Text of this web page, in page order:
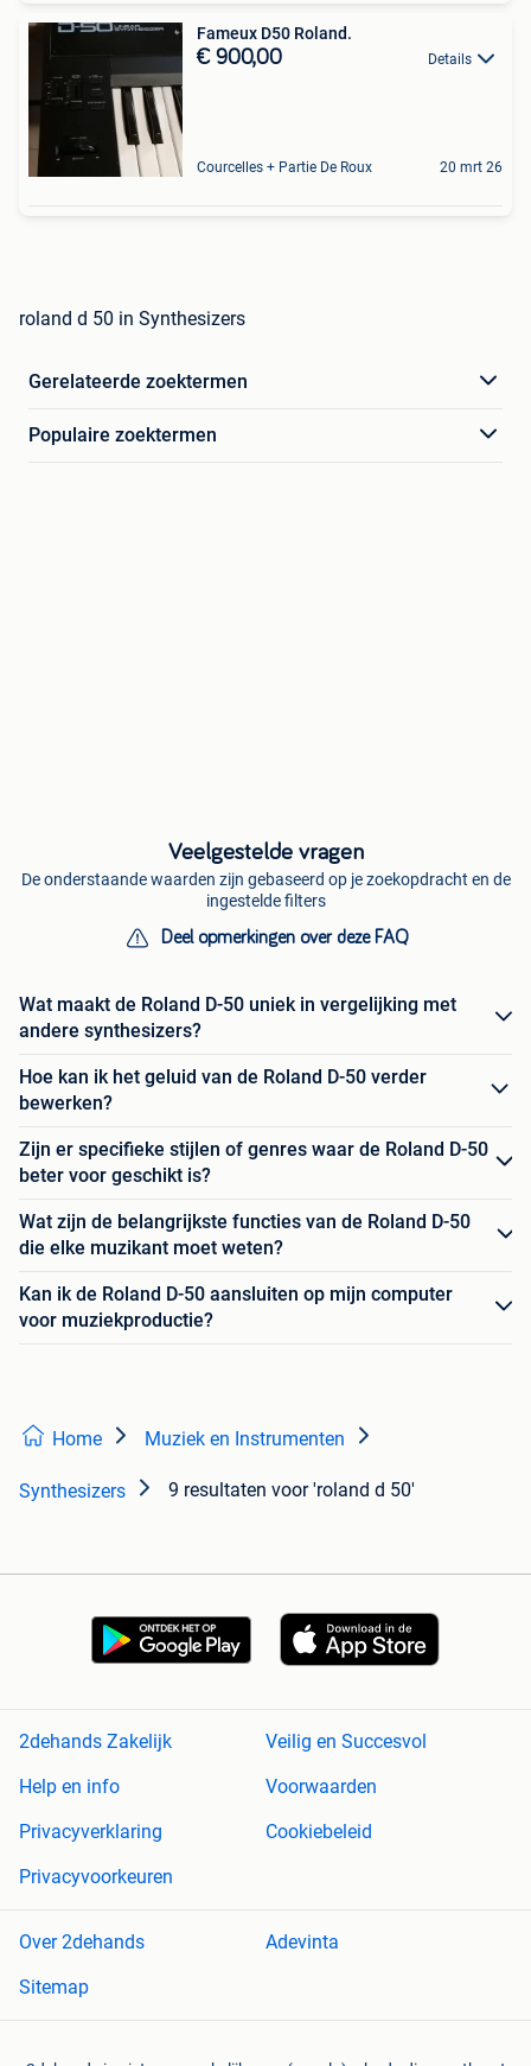
Fameux D50 Roland.
€ 900,00 Details
Courcelles + Partie De Roux 20 mrt 26
roland d 50 in Synthesizers
Gerelateerde zoektermen
Populaire zoektermen
Veelgestelde vragen
De onderstaande waarden zijn gebaseerd op je zoekopdracht en de
ingestelde filters
Deel opmerkingen over deze FAQ
Wat maakt de Roland D-50 uniek in vergelijking met
andere synthesizers?
Hoe kan ik het geluid van de Roland D-50 verder
bewerken?
Zijn er specifieke stijlen of genres waar de Roland D-50
beter voor geschikt is?
Wat zijn de belangrijkste functies van de Roland D-50
die elke muzikant moet weten?
Kan ik de Roland D-50 aansluiten op mijn computer
voor muziekproductie?
Home Muziek en Instrumenten
Synthesizers 9 resultaten voor 'roland d 50'
2dehands Zakelijk
Veilig en Succesvol
Help en info
Voorwaarden
Privacyverklaring
Cookiebeleid
Privacyvoorkeuren
Over 2dehands
Adevinta
Sitemap